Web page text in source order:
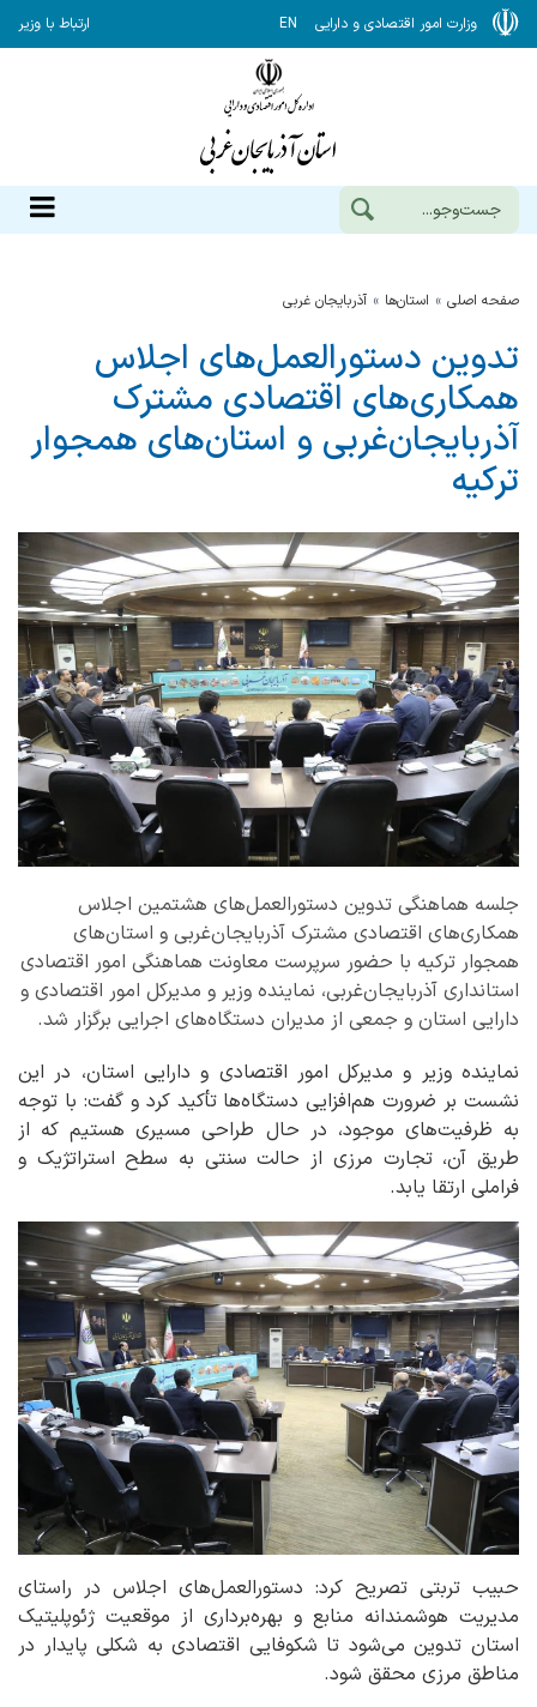
وزارت امور اقتصادی و دارایی EN ارتباط با وزیر
صفحه اصلی استان‌ها آذربایجان غربی
تدوین دستورالعمل‌های اجلاس
همکاری‌های اقتصادی مشترک
آذربایجان‌غربی و استان‌های همجوار
ترکیه
جلسه هماهنگی تدوین دستورالعمل‌های هشتمین اجلاس
همکاری‌های اقتصادی مشترک آذربایجان‌غربی و استان‌های
همجوار ترکیه با حضور سرپرست معاونت هماهنگی امور اقتصادی
استانداری آذربایجان‌غربی، نماینده وزیر و مدیرکل امور اقتصادی و
دارایی استان و جمعی از مدیران دستگاه‌های اجرایی برگزار شد.
نماینده وزیر و مدیرکل امور اقتصادی و دارایی استان، در این
نشست بر ضرورت هم‌افزایی دستگاه‌ها تأکید کرد و گفت: با توجه
به ظرفیت‌های موجود، در حال طراحی مسیری هستیم که از
طریق آن، تجارت مرزی از حالت سنتی به سطح استراتژیک و
فراملی ارتقا یابد.
حبیب تربتی تصریح کرد: دستورالعمل‌های اجلاس در راستای
مدیریت هوشمندانه منابع و بهره‌برداری از موقعیت ژئوپلیتیک
استان تدوین می‌شود تا شکوفایی اقتصادی به شکلی پایدار در
مناطق مرزی محقق شود.